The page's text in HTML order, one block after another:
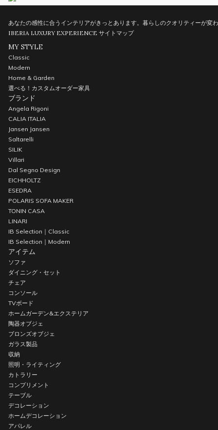
あなたの感性に合うインテリアがきっとあります。暮らしのクオリティーが変
IBERIA LUXURY EXPERIENCE サイトマップ
MY STYLE
Classic
Modern
Home & Garden
選べる！カスタムオーダー家具
ブランド
Angela Rigoni
CALIA ITALIA
Jansen Jansen
Saltarelli
SILIK
Villari
Dal Segno Design
EICHHOLTZ
ESEDRA
POLARIS SOFA MAKER
TONIN CASA
LINARI
IB Selection｜Classic
IB Selection｜Modern
アイテム
ソファ
ダイニング・セット
チェア
コンソール
TVボード
ホームガーデン&エクステリア
陶器オブジェ
ブロンズオブジェ
ガラス製品
収納
照明・ライティング
カトラリー
コンプリメント
テーブル
デコレーション
ホームデコレーション
アパレル